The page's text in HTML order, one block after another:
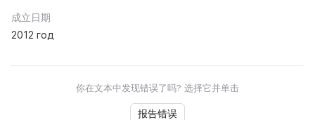
成立日期
2012 год
你在文本中发现错误了吗? 选择它并单击
报告错误